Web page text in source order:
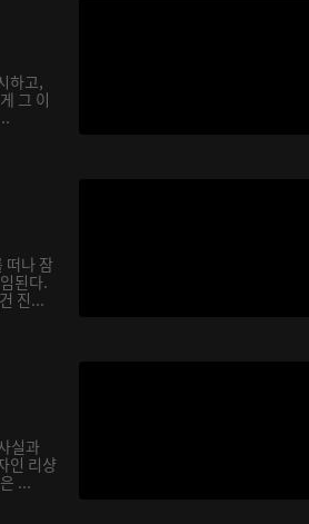
하고,
그 이
떠나 잠
된다.
진...
실과
인 리샹
...